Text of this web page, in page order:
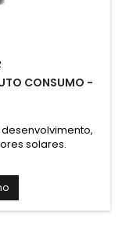
CONSUMO -
solares.